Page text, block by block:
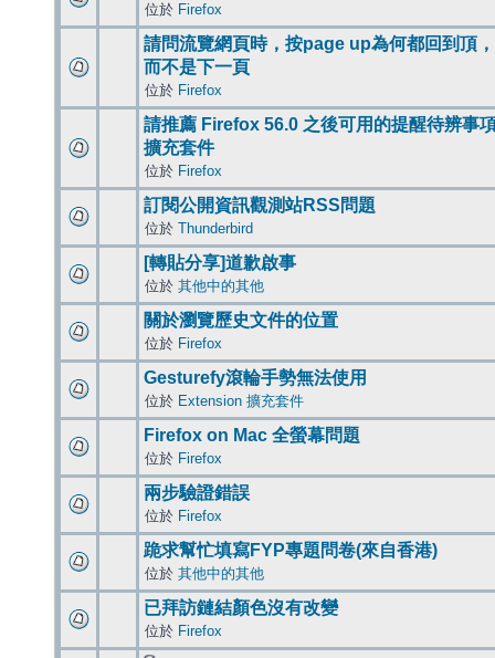
位於 Firefox
請問流覽網頁時，按page up為何都回到頂，
而不是下一頁
位於 Firefox
請推薦 Firefox 56.0 之後可用的提醒待辨事
擴充套件
位於 Firefox
訂閱公開資訊觀測站RSS問題
位於 Thunderbird
[轉貼分享]道歉啟事
位於 其他中的其他
關於瀏覽歷史文件的位置
位於 Firefox
Gesturefy滾輪手勢無法使用
位於 Extension 擴充套件
Firefox on Mac 全螢幕問題
位於 Firefox
兩步驗證錯誤
位於 Firefox
跪求幫忙填寫FYP專題問卷(來自香港)
位於 其他中的其他
已拜訪鏈結顏色沒有改變
位於 Firefox